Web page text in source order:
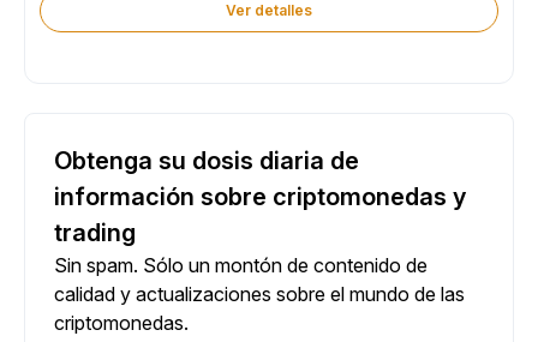
Ver detalles
Obtenga su dosis diaria de
información sobre criptomonedas y
trading
Sin spam. Sólo un montón de contenido de
calidad y actualizaciones sobre el mundo de las
criptomonedas.